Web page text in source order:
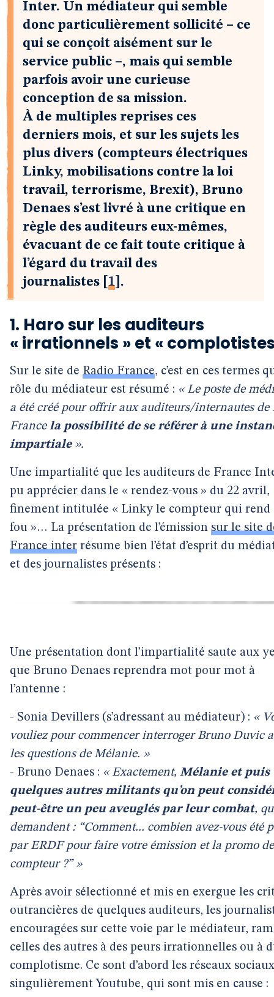
Inter. Un médiateur qui semble
donc particulièrement sollicité – ce
qui se conçoit aisément sur le
service public –, mais qui semble
parfois avoir une curieuse
conception de sa mission.
À de multiples reprises ces
derniers mois, et sur les sujets les
plus divers (compteurs électriques
Linky, mobilisations contre la loi
travail, terrorisme, Brexit), Bruno
Denaes s’est livré à une critique en
règle des auditeurs eux-mêmes,
évacuant de ce fait toute critique à
l’égard du travail des
journalistes
1 .
1. Haro sur les auditeurs
« irrationnels » et «
Sur le site de Radio France, c’est en ces termes
rôle du médiateur est résumé : « Le poste de
a été créé pour offrir aux auditeurs/internautes de
France la possibilité de se référer à une
impartiale».
Une impartialité que les auditeurs de France
pu apprécier dans le « rendez-vous » du 22 avril,
finement intitulée « Linky le compteur qui rend
fou »… La présentation de l’émission sur le site
France inter résume bien l’état d’esprit du
et des journalistes présents :
Une présentation dont l’impartialité saute aux
que Bruno Denaes reprendra mot pour mot à
l’antenne :
- Sonia Devillers (s’adressant au médiateur) : «
vouliez pour commencer interroger Bruno Duvic
les questions de Mélanie. »
- Bruno Denaes : « Exactement, Mélanie et puis
quelques autres militants qu’on peut
peut-être un peu aveuglés par leur combat,
demandent : “Comment... combien avez-vous été
par ERDF pour faire votre émission et la promo
compteur ?” »
Après avoir sélectionné et mis en exergue les
outrancières de quelques auditeurs, les
encouragées sur cette voie par le médiateur,
celles des autres à des peurs irrationnelles ou à
complotisme. Ce sont d’abord les réseaux
singulièrement Youtube, qui sont mis en cause :